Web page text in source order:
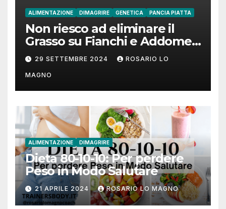
ALIMENTAZIONE DIMAGRIRE GENETICA PANCIA PIATTA
Non riesco ad eliminare il
Grasso su Fianchi e Addome:
cause e rimedi
29 SETTEMBRE 2024 ROSARIO LO
MAGNO
ALIMENTAZIONE DIMAGRIRE
Dieta 80-10-10: Per perdere
Peso in Modo Salutare
21 APRILE 2024 ROSARIO LO MAGNO